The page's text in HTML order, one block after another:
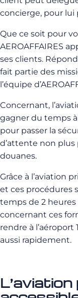
concierge, pour
Que ce soit pour
AEROAFFAIRES
ses clients.
fait partie des
l’équipe
Concernant,
gagner du temps
pour passer la
d’attente non plus
douanes.
Grâce à l’aviation
et ces procédures
temps de 2 heures
concernant ces
rendre à
aussi rapidement.